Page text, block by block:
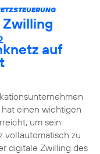
auf
einen wichtigen
um sein
vollautomatisch zu
digitale Zwilling des